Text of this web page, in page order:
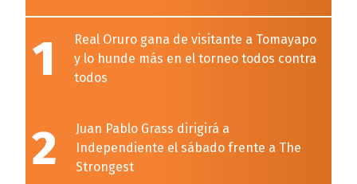
1
Real Oruro gana de visitante a Tomayapo
y lo hunde más en el torneo todos contra
todos
2
Juan Pablo Grass dirigirá a
Independiente el sábado frente a The
Strongest